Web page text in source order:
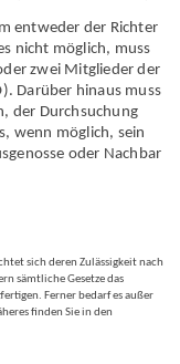
entweder der Richter
nicht möglich, muss
zwei Mitglieder der
Darüber hinaus muss
der Durchsuchung
wenn möglich, sein
oder Nachbar
sich deren Zulässigkeit nach
sämtliche Gesetze das
Ferner bedarf es außer
finden Sie in den